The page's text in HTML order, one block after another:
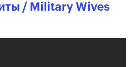
/ Military Wives